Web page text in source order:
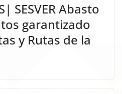
SESVER Abasto
garantizado
y Rutas de la